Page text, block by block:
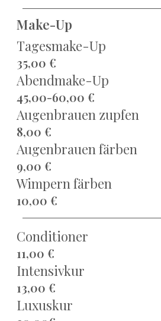
Make-Up
Tagesmake-Up
35,00 €
Abendmake-Up
45,00-60,00 €
Augenbrauen zupfen
8,00 €
Augenbrauen färben
9,00 €
Wimpern färben
10,00 €
Conditioner
11,00 €
Intensivkur
13,00 €
Luxuskur